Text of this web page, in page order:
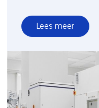
Lees meer
over
Werk
toekomst: